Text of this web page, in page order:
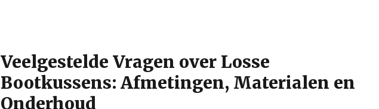
Veelgestelde Vragen over Losse
Bootkussens: Afmetingen, Materialen en
Onderhoud